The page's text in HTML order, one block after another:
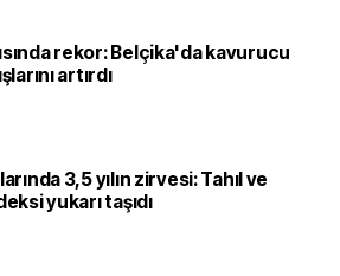
rekor: Belçika'da kavurucu
artırdı
3,5 yılın zirvesi: Tahıl ve
yukarı taşıdı